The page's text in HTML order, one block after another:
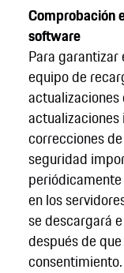
Comprobación
software
Para
equipo de
actualizaciones
correcciones
seguridad
en los
se descargará
después de
consentimiento.